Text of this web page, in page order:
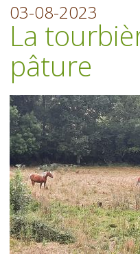
03-08-2023
La
pâture